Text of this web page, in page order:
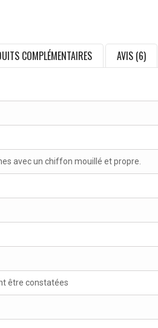
COMPLÉMENTAIRES AVIS (6)
avec un chiffon mouillé et propre.
être constatées